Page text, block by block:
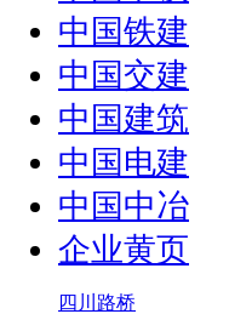
中国铁建
中国交建
中国建筑
中国电建
中国中冶
企业黄页
四川路桥